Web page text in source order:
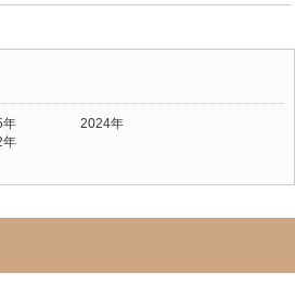
年
2024年
年